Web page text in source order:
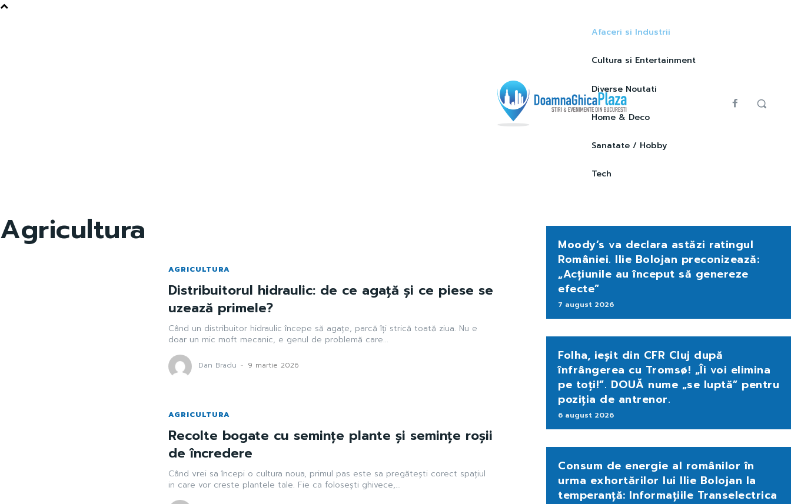
Afaceri si Industrii
Cultura si Entertainment
Diverse Noutati
Home & Deco
Sanatate / Hobby
Tech
Agricultura
AGRICULTURA
Distribuitorul hidraulic: de ce agață și ce piese se
uzează primele?
Când un distribuitor hidraulic începe să agațe, parcă îți strică toată ziua. Nu e
doar un mic moft mecanic, e genul de problemă care...
Dan Bradu - 9 martie 2026
AGRICULTURA
Recolte bogate cu semințe plante și semințe roșii
de încredere
Când vrei sa începi o cultura noua, primul pas este sa pregătești corect spațiul
in care vor creste plantele tale. Fie ca folosești ghivece,...
Moody’s va declara astăzi ratingul
României. Ilie Bolojan preconizează:
„Acțiunile au început să genereze
efecte”
7 august 2026
Folha, ieșit din CFR Cluj după
înfrângerea cu Tromsø! „Îi voi elimina
pe toți!”. DOUĂ nume „se luptă” pentru
poziția de antrenor.
6 august 2026
Consum de energie al românilor în
urma exhortărilor lui Ilie Bolojan la
temperanță: Informațiile Transelectrica